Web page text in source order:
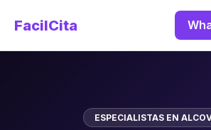
FacilCita
ESPECIALISTAS EN